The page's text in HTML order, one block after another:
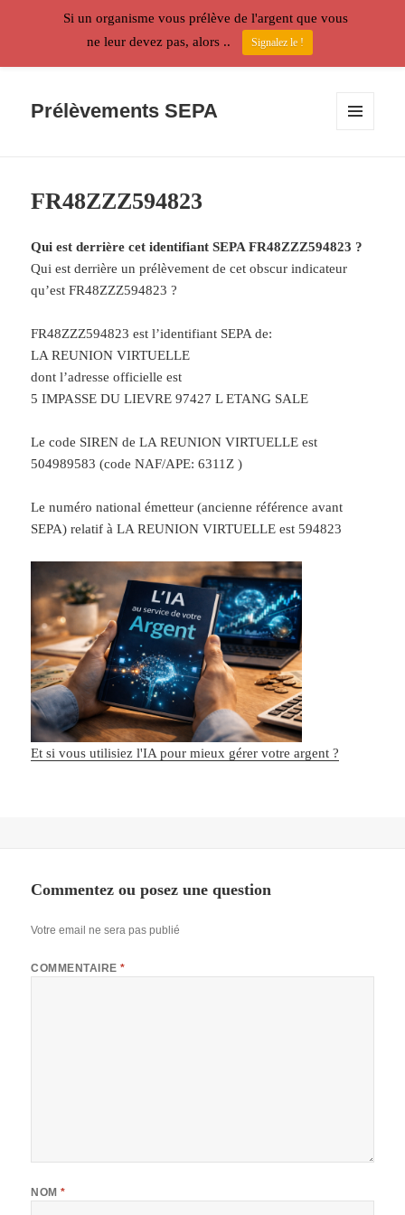
Prélèvements SEPA
FR48ZZZ594823
Qui est derrière cet identifiant SEPA FR48ZZZ594823 ?
Qui est derrière un prélèvement de cet obscur indicateur
qu’est FR48ZZZ594823 ?
FR48ZZZ594823 est l’identifiant SEPA de:
LA REUNION VIRTUELLE
dont l’adresse officielle est
5 IMPASSE DU LIEVRE 97427 L ETANG SALE
Le code SIREN de LA REUNION VIRTUELLE est
504989583 (code NAF/APE: 6311Z )
Le numéro national émetteur (ancienne référence avant
SEPA) relatif à LA REUNION VIRTUELLE est 594823
Et si vous utilisiez l'IA pour mieux gérer votre argent ?
Commentez ou posez une question
Votre email ne sera pas publié
COMMENTAIRE*
NOM*
Si un organisme vous prélève de l'argent que vous
ne leur devez pas, alors ..
Signalez le !